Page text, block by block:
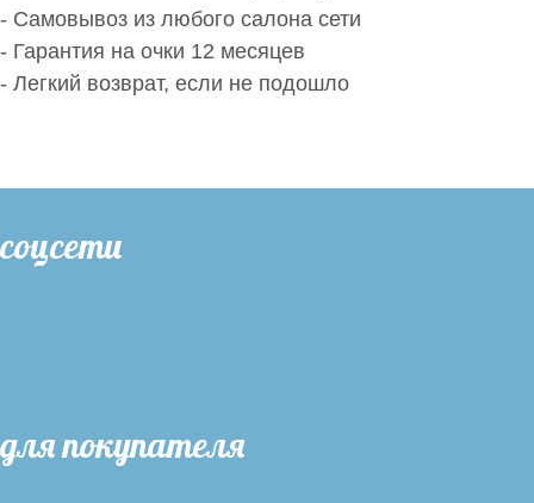
- Самовывоз из любого салона сети
- Гарантия на очки 12 месяцев
- Легкий возврат, если не подошло
соцсети
для покупателя